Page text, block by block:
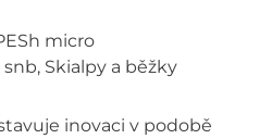
micro
Skialpy a běžky
inovaci v podobě